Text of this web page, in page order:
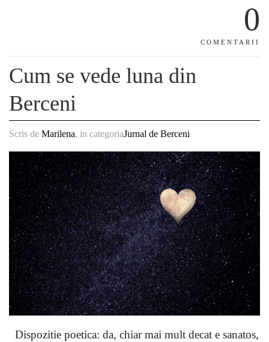
0
COMENTARII
Cum se vede luna din
Berceni
Scris de Marilena, in categoriaJurnal de Berceni
Dispozitie poetica: da, chiar mai mult decat e sanatos,